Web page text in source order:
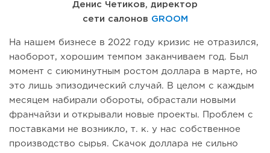
Денис Четиков, директор
сети салонов GROOM
На нашем бизнесе в 2022 году кризис не отразился,
наоборот, хорошим темпом заканчиваем год. Был
момент с сиюминутным ростом доллара в марте, но
это лишь эпизодический случай. В целом с каждым
месяцем набирали обороты, обрастали новыми
франчайзи и открывали новые проекты. Проблем с
поставками не возникло, т. к. у нас собственное
производство сырья. Скачок доллара не сильно